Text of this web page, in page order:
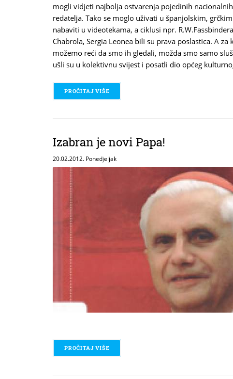
mogli vidjeti najbolja ostvarenja pojedinih
redatelja. Tako se moglo uživati u španjolskim,
nabaviti u videotekama, a ciklusi npr.
Chabrola, Sergia Leonea bili su prava poslastica. A
možemo reći da smo ih gledali, možda smo samo
ušli su u kolektivnu svijest i posatli dio općeg
PROČITAJ VIŠE
Izabran je novi Papa!
20.02.2012. Ponedjeljak
PROČITAJ VIŠE